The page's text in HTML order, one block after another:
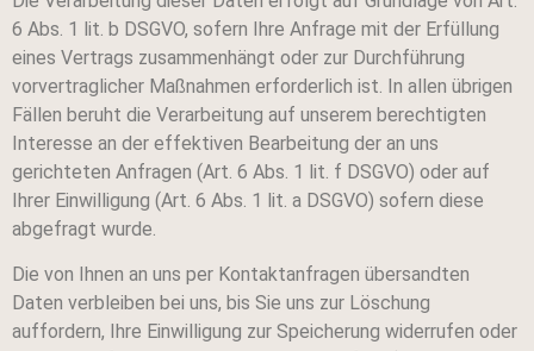
6 Abs. 1 lit. b DSGVO, sofern Ihre Anfrage mit der Erfüllung
eines Vertrags zusammenhängt oder zur Durchführung
vorvertraglicher Maßnahmen erforderlich ist. In allen übrigen
Fällen beruht die Verarbeitung auf unserem berechtigten
Interesse an der effektiven Bearbeitung der an uns
gerichteten Anfragen (Art. 6 Abs. 1 lit. f DSGVO) oder auf
Ihrer Einwilligung (Art. 6 Abs. 1 lit. a DSGVO) sofern diese
abgefragt wurde.
Die von Ihnen an uns per Kontaktanfragen übersandten
Daten verbleiben bei uns, bis Sie uns zur Löschung
auffordern, Ihre Einwilligung zur Speicherung widerrufen oder